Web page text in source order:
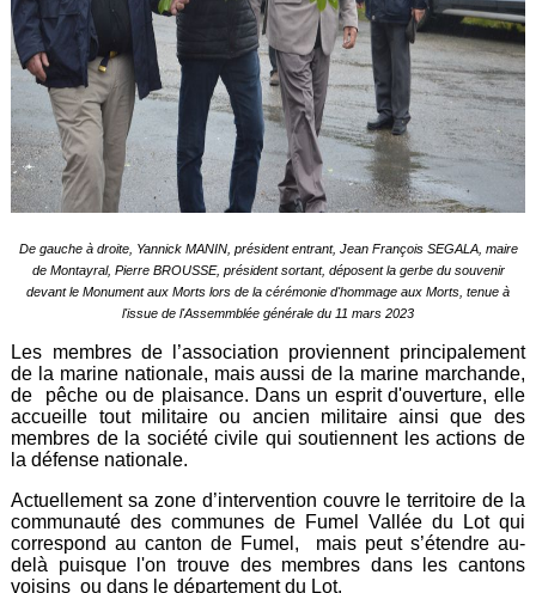
De gauche à droite, Yannick MANIN, président entrant, Jean François SEGALA, maire
de Montayral, Pierre BROUSSE, président sortant, déposent la gerbe du souvenir
devant le Monument aux Morts lors de la cérémonie d'hommage aux Morts, tenue à
l'issue de l'Assemmblée générale du 11 mars 2023
Les membres de l’association proviennent principalement
de la marine nationale, mais aussi de la marine marchande,
de pêche ou de plaisance. Dans un esprit d'ouverture, elle
accueille tout militaire ou ancien militaire ainsi que des
membres de la société civile qui soutiennent les actions de
la défense nationale.
Actuellement sa zone d’intervention couvre le territoire de la
communauté des communes de Fumel Vallée du Lot qui
correspond au canton de Fumel, mais peut s’étendre au-
delà puisque l'on trouve des membres dans les cantons
voisins ou dans le département du Lot.